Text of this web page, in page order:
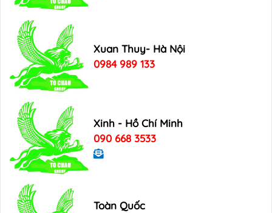
Xuan Thuy- Hà Nội
0984 989 133
Xinh - Hồ Chí Minh
090 668 3533
Toàn Quốc